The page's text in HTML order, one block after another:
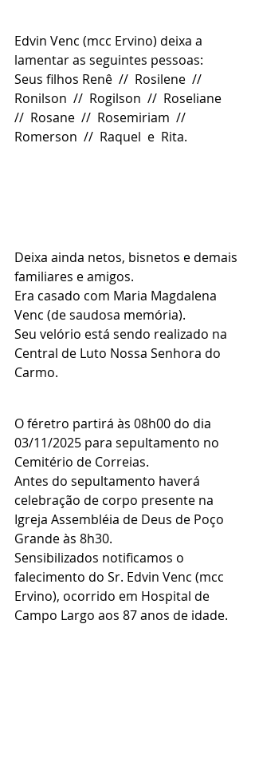
Edvin Venc (mcc Ervino) deixa a
lamentar as seguintes pessoas:
Seus filhos Renê  //  Rosilene  //
Ronilson  //  Rogilson  //  Roseliane
//  Rosane  //  Rosemiriam  //
Romerson  //  Raquel  e  Rita.
Deixa ainda netos, bisnetos e demais
familiares e amigos.
Era casado com Maria Magdalena
Venc (de saudosa memória).
Seu velório está sendo realizado na
Central de Luto Nossa Senhora do
Carmo.
O féretro partirá às 08h00 do dia
03/11/2025 para sepultamento no
Cemitério de Correias.
Antes do sepultamento haverá
celebração de corpo presente na
Igreja Assembléia de Deus de Poço
Grande às 8h30.
Sensibilizados notificamos o
falecimento do Sr. Edvin Venc (mcc
Ervino), ocorrido em Hospital de
Campo Largo aos 87 anos de idade.